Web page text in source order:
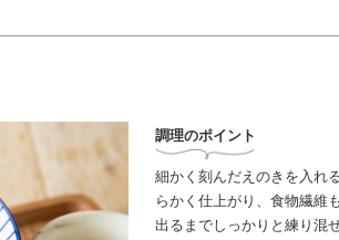
調理のポイント
細かく刻んだえのきを入れ
らかく仕上がり、食物繊維
出るまでしっかりと練り混